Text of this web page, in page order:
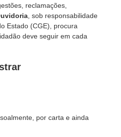
reclamações,
, sob responsabilidade
Estado (CGE), procura
deve seguir em cada
por carta e ainda